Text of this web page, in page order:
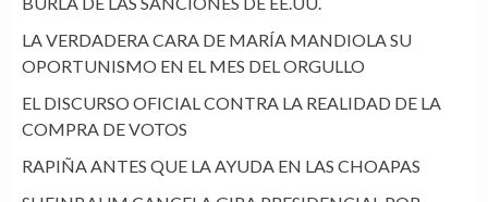
LA VERDADERA CARA DE MARÍA MANDIOLA SU
OPORTUNISMO EN EL MES DEL ORGULLO
EL DISCURSO OFICIAL CONTRA LA REALIDAD DE LA
COMPRA DE VOTOS
RAPIÑA ANTES QUE LA AYUDA EN LAS CHOAPAS